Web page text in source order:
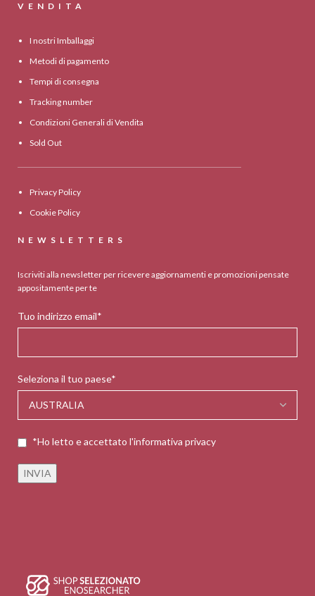
VENDITA
I nostri Imballaggi
Metodi di pagamento
Tempi di consegna
Tracking number
Condizioni Generali di Vendita
Sold Out
Privacy Policy
Cookie Policy
NEWSLETTERS
Iscriviti alla newsletter per ricevere aggiornamenti e promozioni pensate
appositamente per te
Tuo indirizzo email*
Seleziona il tuo paese*
*Ho letto e accettato l'informativa privacy